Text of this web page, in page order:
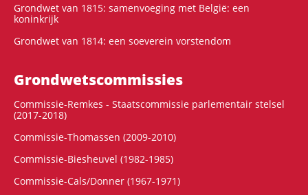
Grondwet van 1815: samenvoeging met België: een
koninkrijk
Grondwet van 1814: een soeverein vorstendom
Grondwets­commissies
Commissie-Remkes - Staatscommissie parlementair stelsel
(2017-2018)
Commissie-Thomassen (2009-2010)
Commissie-Biesheuvel (1982-1985)
Commissie-Cals/Donner (1967-1971)